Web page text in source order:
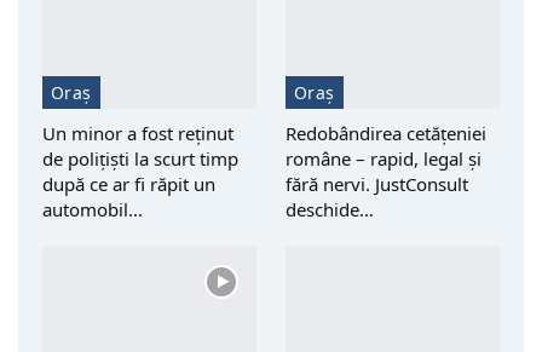
Oraș
Un minor a fost reţinut
de polițiști la scurt timp
după ce ar fi răpit un
automobil…
Oraș
Redobândirea cetățeniei
române – rapid, legal și
fără nervi. JustConsult
deschide…